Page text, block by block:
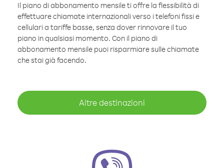
Il piano di abbonamento mensile ti offre la flessibilità di
effettuare chiamate internazionali verso i telefoni fissi e
cellulari a tariffe basse, senza dover rinnovare il tuo
piano in qualsiasi momento. Con il piano di
abbonamento mensile puoi risparmiare sulle chiamate
che stai già facendo.
Altre destinazioni